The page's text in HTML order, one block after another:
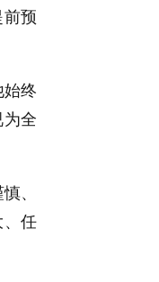
预
始终
全
、
、任